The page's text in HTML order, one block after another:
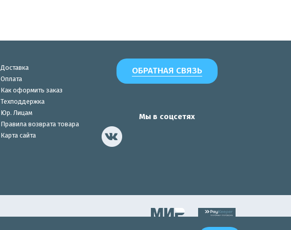
Доставка
Оплата
Как оформить заказ
Техподдержка
Юр. Лицам
Правила возврата товара
Карта сайта
ОБРАТНАЯ СВЯЗЬ
Мы в соцсетях